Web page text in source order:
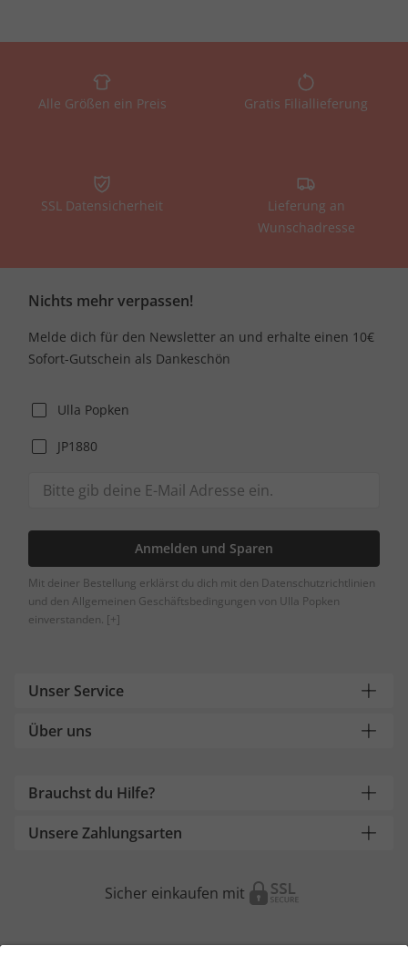
Alle Größen ein Preis Gratis Filiallieferung
SSL Datensicherheit
Lieferung an
Wunschadresse
Nichts mehr verpassen!
Melde dich für den Newsletter an und erhalte einen 10€
Sofort-Gutschein als Dankeschön
Ulla Popken
JP1880
Anmelden und Sparen
Mit deiner Bestellung erklärst du dich mit den Datenschutzrichtlinien
und den Allgemeinen Geschäftsbedingungen von Ulla Popken
einverstanden. [+]
Unser Service
Über uns
Brauchst du Hilfe?
Unsere Zahlungsarten
Sicher einkaufen mit